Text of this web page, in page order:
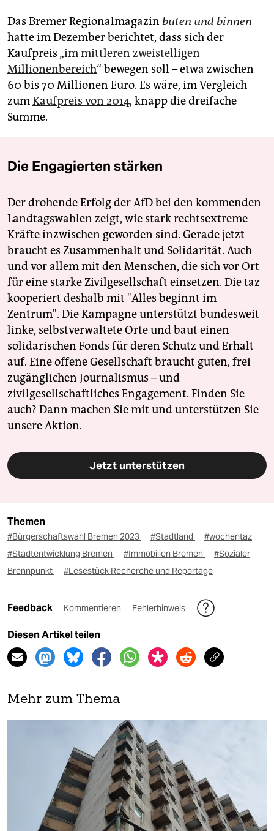
Das Bremer Regionalmagazin buten und binnen
hatte im Dezember berichtet, dass sich der
Kaufpreis „im mittleren zweistelligen
Millionenbereich“ bewegen soll – etwa zwischen
60 bis 70 Millionen Euro. Es wäre, im Vergleich
zumKaufpreis von 2014, knapp die dreifache
Summe.
Die Engagierten stärken
Der drohende Erfolg der AfD bei den kommenden
Landtagswahlen zeigt, wie stark rechtsextreme
Kräfte inzwischen geworden sind. Gerade jetzt
braucht es Zusammenhalt und Solidarität. Auch
und vor allem mit den Menschen, die sich vor Ort
für eine starke Zivilgesellschaft einsetzen. Die taz
kooperiert deshalb mit "Alles beginnt im
Zentrum". Die Kampagne unterstützt bundesweit
linke, selbstverwaltete Orte und baut einen
solidarischen Fonds für deren Schutz und Erhalt
auf. Eine offene Gesellschaft braucht guten, frei
zugänglichen Journalismus – und
zivilgesellschaftliches Engagement. Finden Sie
auch? Dann machen Sie mit und unterstützen Sie
unsere Aktion.
Jetzt unterstützen
Themen
#Bürgerschaftswahl Bremen 2023 #Stadtland
#wochentaz
#Stadtentwicklung Bremen
#Immobilien Bremen
#Sozialer
Brennpunkt
#Lesestück Recherche und Reportage
Feedback Kommentieren Fehlerhinweis
Diesen Artikel teilen
Mehr zum Thema